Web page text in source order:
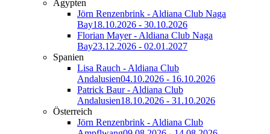
Ägypten
Jörn Renzenbrink - Aldiana Club Naga
Bay18.10.2026 - 30.10.2026
Florian Mayer - Aldiana Club Naga
Bay23.12.2026 - 02.01.2027
Spanien
Lisa Rauch - Aldiana Club
Andalusien04.10.2026 - 16.10.2026
Patrick Baur - Aldiana Club
Andalusien18.10.2026 - 31.10.2026
Österreich
Jörn Renzenbrink - Aldiana Club